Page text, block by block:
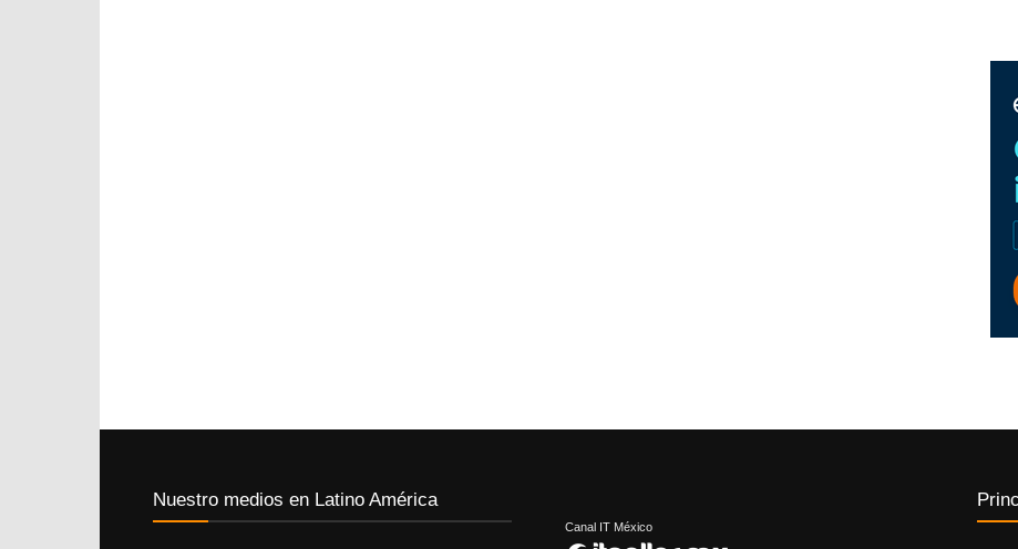
Nuestro medios en Latino América
Canal IT México